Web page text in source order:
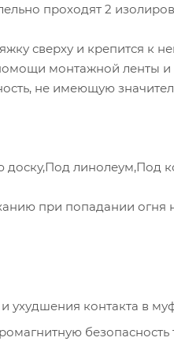
проходят 2
сверху и крепится к
монтажной ленты и
не имеющую
линолеум,Под
при попадании огня
контакта в
безопасность